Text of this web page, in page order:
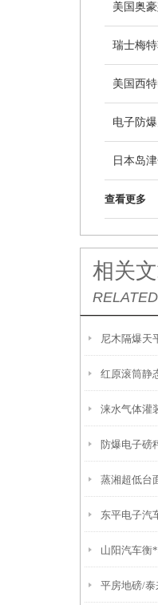
美国奥
瑞士梅
美国西
电子防
日本岛
查看更多
相关
防爆电子磅